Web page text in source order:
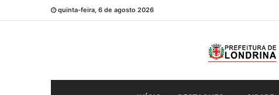
quinta-feira, 6 de agosto 2026